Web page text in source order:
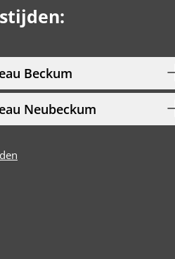
Beckum
Neubeckum